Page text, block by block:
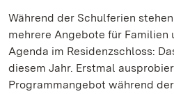
Während der Schulferien
mehrere Angebote für Familien
Agenda im Residenzschloss:
diesem Jahr. Erstmal
Programmangebot während